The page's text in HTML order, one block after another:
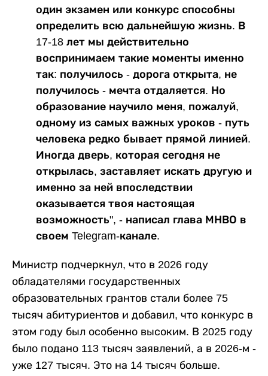
один экзамен или конкурс способны
определить всю дальнейшую жизнь. В
17-18 лет мы действительно
воспринимаем такие моменты именно
так: получилось - дорога открыта, не
получилось - мечта отдаляется. Но
образование научило меня, пожалуй,
одному из самых важных уроков - путь
человека редко бывает прямой линией.
Иногда дверь, которая сегодня не
открылась, заставляет искать другую и
именно за ней впоследствии
оказывается твоя настоящая
возможность", - написал глава МНВО в
своем Telegram-канале.
Министр подчеркнул, что в 2026 году
обладателями государственных
образовательных грантов стали более 75
тысяч абитуриентов и добавил, что конкурс в
этом году был особенно высоким. В 2025 году
было подано 113 тысяч заявлений, а в 2026-м -
уже 127 тысяч. Это на 14 тысяч больше.